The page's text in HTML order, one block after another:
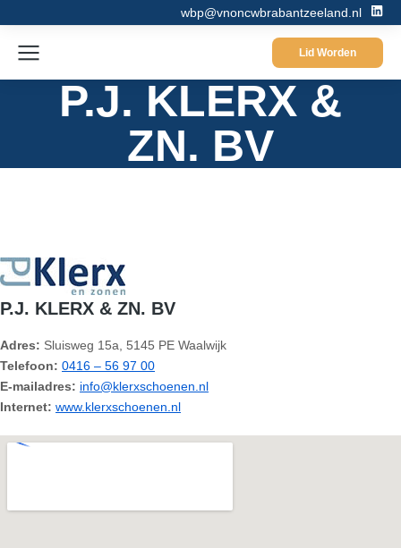
wbp@vnoncwbrabantzeeland.nl
Lid Worden
P.J. KLERX &
ZN. BV
P.J. KLERX & ZN. BV
Adres: Sluisweg 15a, 5145 PE Waalwijk
Telefoon: 0416 – 56 97 00
E-mailadres: info@klerxschoenen.nl
Internet: www.klerxschoenen.nl